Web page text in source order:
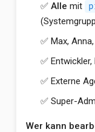
✅ Alle mit
✅ Max,
✅
✅ Externe
✅ Super-
Wer kann